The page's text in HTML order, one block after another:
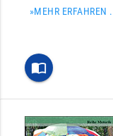
»MEHR ERFAHREN
import_contacts